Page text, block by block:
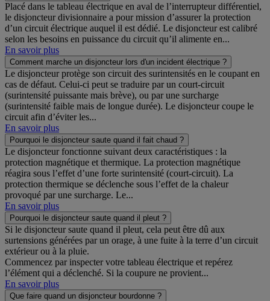
Placé dans le tableau électrique en aval de l’interrupteur différentiel,
le disjoncteur divisionnaire a pour mission d’assurer la protection
d’un circuit électrique auquel il est dédié. Le disjoncteur est calibré
selon les besoins en puissance du circuit qu’il alimente en...
En savoir plus
Comment marche un disjoncteur lors d'un incident électrique ?
Le disjoncteur protège son circuit des surintensités en le coupant en
cas de défaut. Celui-ci peut se traduire par un court-circuit
(surintensité puissante mais brève), ou par une surcharge
(surintensité faible mais de longue durée). Le disjoncteur coupe le
circuit afin d’éviter les...
En savoir plus
Pourquoi le disjoncteur saute quand il fait chaud ?
Le disjoncteur fonctionne suivant deux caractéristiques : la
protection magnétique et thermique. La protection magnétique
réagira sous l’effet d’une forte surintensité (court-circuit). La
protection thermique se déclenche sous l’effet de la chaleur
provoqué par une surcharge. Le...
En savoir plus
Pourquoi le disjoncteur saute quand il pleut ?
Si le disjoncteur saute quand il pleut, cela peut être dû aux
surtensions générées par un orage, à une fuite à la terre d’un circuit
extérieur ou à la pluie.
Commencez par inspecter votre tableau électrique et repérez
l’élément qui a déclenché. Si la coupure ne provient...
En savoir plus
Que faire quand un disjoncteur bourdonne ?